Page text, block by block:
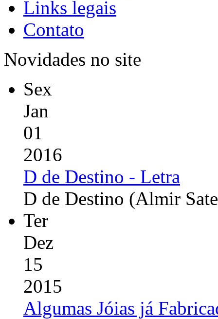
Links legais
Contato
Novidades no site
Sex
Jan
01
2016
D de Destino - Letra
D de Destino (Almir
Ter
Dez
15
2015
Algumas Jóias já